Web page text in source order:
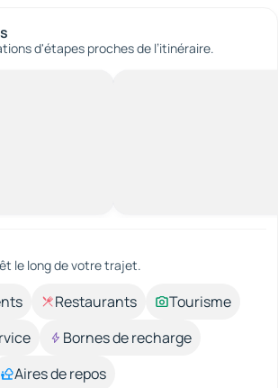
d'étapes proches de l’itinéraire.
le long de votre trajet.
Restaurants
Tourisme
Bornes de recharge
Aires de repos